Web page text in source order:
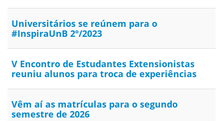
Universitários se reúnem para o
#InspiraUnB 2º/2023
V Encontro de Estudantes Extensionistas
reuniu alunos para troca de experiências
Vêm aí as matrículas para o segundo
semestre de 2026